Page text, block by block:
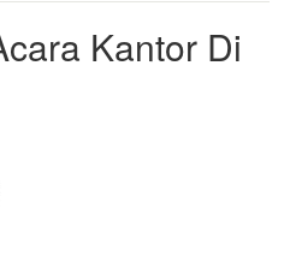
Kantor Di